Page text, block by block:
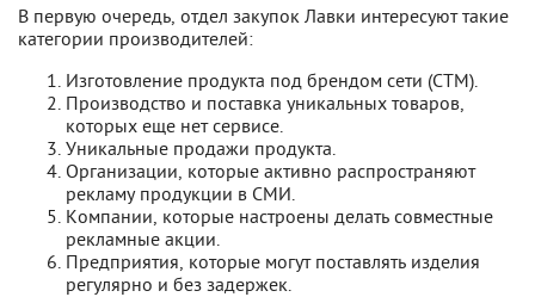
В первую очередь, отдел закупок Лавки интересуют такие
категории производителей:
Изготовление продукта под брендом сети (СТМ).
Производство и поставка уникальных товаров,
которых еще нет сервисе.
Уникальные продажи продукта.
Организации, которые активно распространяют
рекламу продукции в СМИ.
Компании, которые настроены делать совместные
рекламные акции.
Предприятия, которые могут поставлять изделия
регулярно и без задержек.